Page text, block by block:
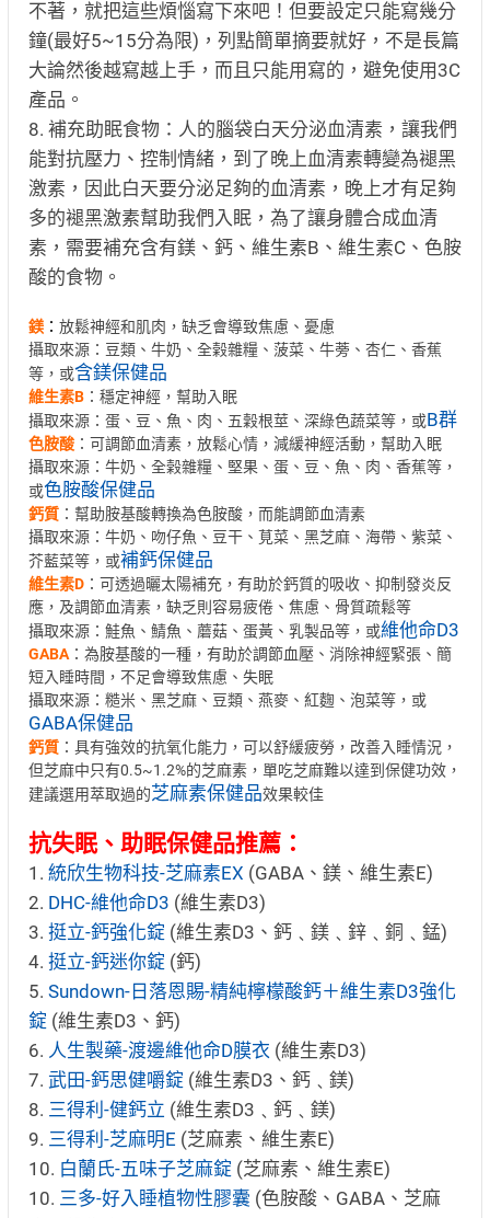
不著，就把這些煩惱寫下來吧！但要設定只能寫幾分
鐘(最好5~15分為限)，列點簡單摘要就好，不是長篇
大論然後越寫越上手，而且只能用寫的，避免使用3C
產品。
8. 補充助眠食物：人的腦袋白天分泌血清素，讓我們
能對抗壓力、控制情緒，到了晚上血清素轉變為褪黑
激素，因此白天要分泌足夠的血清素，晚上才有足夠
多的褪黑激素幫助我們入眠，為了讓身體合成血清
素，需要補充含有鎂、鈣、維生素B、維生素C、色胺
酸的食物。
鎂： 放鬆神經和肌肉，缺乏會導致焦慮、憂慮
攝取來源：豆類、牛奶、全榖雜糧、菠菜、牛蒡、杏仁、香蕉
等，或含鎂保健品
維生素B：穩定神經，幫助入眠
攝取來源：蛋、豆、魚、肉、五穀根莖、深綠色蔬菜等，或B群
色胺酸：可調節血清素，放鬆心情，減緩神經活動，幫助入眠
攝取來源：牛奶、全榖雜糧、堅果、蛋、豆、魚、肉、香蕉等，
或色胺酸保健品
鈣質：幫助胺基酸轉換為色胺酸，而能調節血清素
攝取來源：牛奶、吻仔魚、豆干、莧菜、黑芝麻、海帶、紫菜、
芥藍菜等，或補鈣保健品
維生素D：可透過曬太陽補充，有助於鈣質的吸收、抑制發炎反
應，及調節血清素，缺乏則容易疲倦、焦慮、骨質疏鬆等
攝取來源：鮭魚、鯖魚、蘑菇、蛋黃、乳製品等，或維他命D3
GABA：為胺基酸的一種，有助於調節血壓、消除神經緊張、簡
短入睡時間，不足會導致焦慮、失眠
攝取來源：糙米、黑芝麻、豆類、燕麥、紅麴、泡菜等，或
GABA保健品
鈣質：具有強效的抗氧化能力，可以舒緩疲勞，改善入睡情況，
但芝麻中只有0.5~1.2%的芝麻素，單吃芝麻難以達到保健功效，
建議選用萃取過的芝麻素保健品效果較佳
抗失眠、助眠保健品推薦：
1. 統欣生物科技-芝麻素EX (GABA、鎂、維生素E)
2. DHC-維他命D3 (維生素D3)
3. 挺立-鈣強化錠 (維生素D3、鈣﹑鎂﹑鋅﹑銅﹑錳)
4. 挺立-鈣迷你錠 (鈣)
5. Sundown-日落恩賜-精純檸檬酸鈣＋維生素D3強化
錠 (維生素D3、鈣)
6. 人生製藥-渡邊維他命D膜衣 (維生素D3)
7. 武田-鈣思健嚼錠 (維生素D3、鈣﹑鎂)
8. 三得利-健鈣立 (維生素D3﹑鈣﹑鎂)
9. 三得利-芝麻明E (芝麻素、維生素E)
10. 白蘭氏-五味子芝麻錠 (芝麻素、維生素E)
10. 三多-好入睡植物性膠囊 (色胺酸、GABA、芝麻